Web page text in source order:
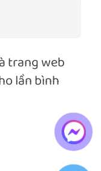
trang web
lần bình